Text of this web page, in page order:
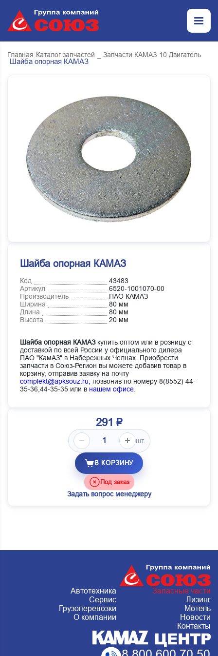
Главная Каталог запчастей _ Запчасти КАМАЗ 10 Двигатель
Шайба опорная КАМАЗ
Шайба опорная КАМАЗ
Код
43483
Артикул
6520-1001070-00
Производитель
ПАО КАМАЗ
Ширина
80 мм
Длина
80 мм
Высота
20 мм
Шайба опорная КАМАЗкупить оптом или в розницу с
доставкой по всей России у официального дилера
ПАО "КамАЗ" в Набережных Челнах. Приобрести
запчасти в Союз-Регион вы можете добавив товар в
корзину, отправив заявку на почту
complekt@apksouz.ru, позвонив по номеру 8(8552) 44-
35-36,44-35-35 или в нашем офисе.
291 ₽
шт.
В КОРЗИНУ
Под заказ
Задать вопрос менеджеру
Автотехника
Запасные части
Сервис
Лизинг
Грузоперевозки
Мотель
О компании
Новости
Контакты